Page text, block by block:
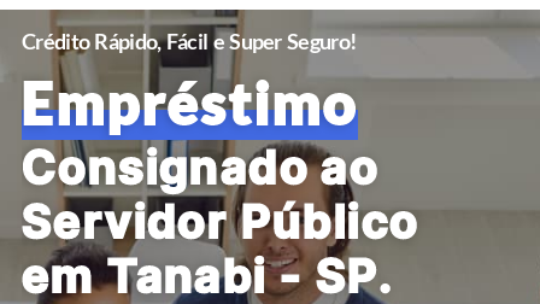
Crédito Rápido, Fácil e Super Seguro!
Empréstimo
Consignado ao
Servidor Público
em Tanabi - SP.